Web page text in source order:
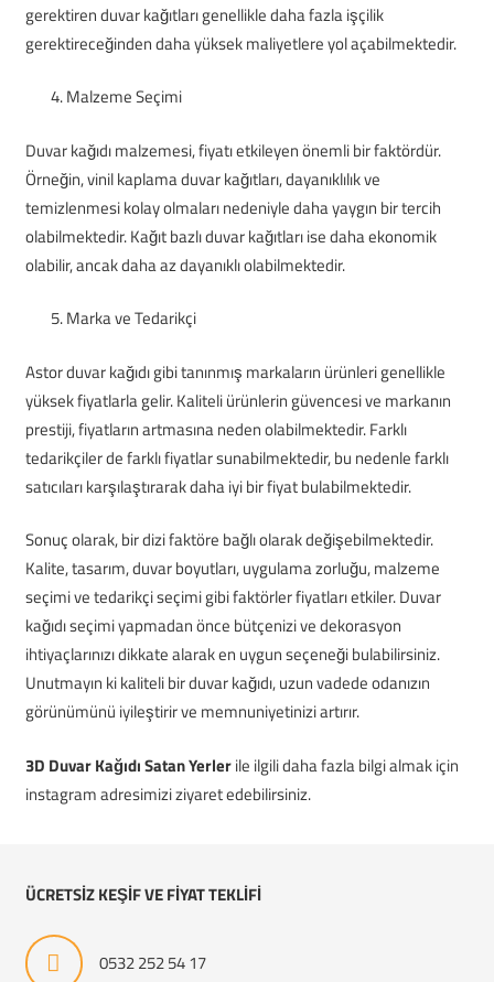
gerektiren duvar kağıtları genellikle daha fazla işçilik
gerektireceğinden daha yüksek maliyetlere yol açabilmektedir.
Malzeme Seçimi
Duvar kağıdı malzemesi, fiyatı etkileyen önemli bir faktördür.
Örneğin, vinil kaplama duvar kağıtları, dayanıklılık ve
temizlenmesi kolay olmaları nedeniyle daha yaygın bir tercih
olabilmektedir. Kağıt bazlı duvar kağıtları ise daha ekonomik
olabilir, ancak daha az dayanıklı olabilmektedir.
Marka ve Tedarikçi
Astor duvar kağıdı gibi tanınmış markaların ürünleri genellikle
yüksek fiyatlarla gelir. Kaliteli ürünlerin güvencesi ve markanın
prestiji, fiyatların artmasına neden olabilmektedir. Farklı
tedarikçiler de farklı fiyatlar sunabilmektedir, bu nedenle farklı
satıcıları karşılaştırarak daha iyi bir fiyat bulabilmektedir.
Sonuç olarak, bir dizi faktöre bağlı olarak değişebilmektedir.
Kalite, tasarım, duvar boyutları, uygulama zorluğu, malzeme
seçimi ve tedarikçi seçimi gibi faktörler fiyatları etkiler. Duvar
kağıdı seçimi yapmadan önce bütçenizi ve dekorasyon
ihtiyaçlarınızı dikkate alarak en uygun seçeneği bulabilirsiniz.
Unutmayın ki kaliteli bir duvar kağıdı, uzun vadede odanızın
görünümünü iyileştirir ve memnuniyetinizi artırır.
3D Duvar Kağıdı Satan Yerlerile ilgili daha fazla bilgi almak için
instagram adresimizi ziyaret edebilirsiniz.
ÜCRETSİZ KEŞİF VE FİYAT TEKLİFİ
0532 252 54 17